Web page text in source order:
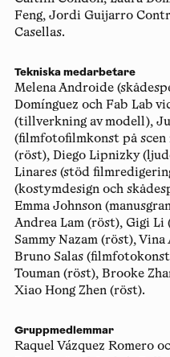
Feng, Jordi Guijarro
Casellas.
Tekniska medarbetare
Melena Androide
Domínguez och Fab Lab
(tillverkning av modell),
(filmfotofilmkonst på scen
(röst), Diego Lipnizky
Linares (stöd
(kostymdesign och
Emma Johnson
Andrea Lam (röst), Gigi Li
Sammy Nazam (röst),
Bruno Salas
Touman (röst), Brooke
Xiao Hong Zhen (röst).
Gruppmedlemmar
Raquel Vázquez Romero